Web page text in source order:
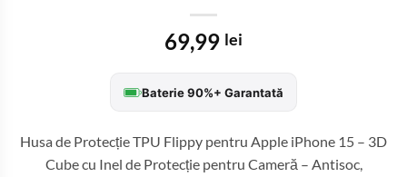
69,99 lei
Baterie 90%+ Garantată
Husa de Protecție TPU Flippy pentru Apple iPhone 15 – 3D
Cube cu Inel de Protecție pentru Cameră – Antisoc,